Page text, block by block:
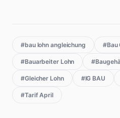
#bau lohn angleichung #Bau
#Bauarbeiter Lohn
#Gleicher Lohn #IG BAU
#Tarif April